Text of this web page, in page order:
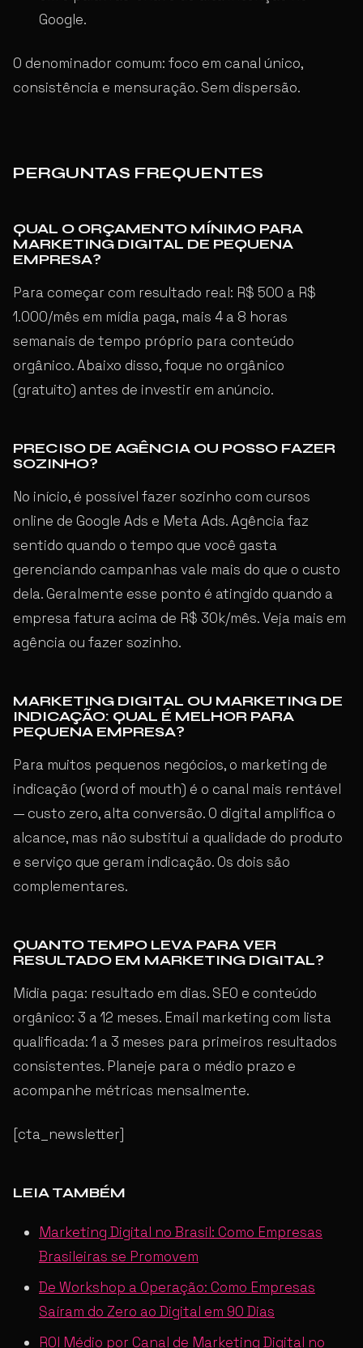
Google.
O denominador comum: foco em canal único,
consistência e mensuração. Sem dispersão.
PERGUNTAS FREQUENTES
QUAL O ORÇAMENTO MÍNIMO PARA
MARKETING DIGITAL DE PEQUENA
EMPRESA?
Para começar com resultado real: R$ 500 a R$
1.000/mês em mídia paga, mais 4 a 8 horas
semanais de tempo próprio para conteúdo
orgânico. Abaixo disso, foque no orgânico
(gratuito) antes de investir em anúncio.
PRECISO DE AGÊNCIA OU POSSO FAZER
SOZINHO?
No início, é possível fazer sozinho com cursos
online de Google Ads e Meta Ads. Agência faz
sentido quando o tempo que você gasta
gerenciando campanhas vale mais do que o custo
dela. Geralmente esse ponto é atingido quando a
empresa fatura acima de R$ 30k/mês. Veja mais em
agência ou fazer sozinho.
MARKETING DIGITAL OU MARKETING DE
INDICAÇÃO: QUAL É MELHOR PARA
PEQUENA EMPRESA?
Para muitos pequenos negócios, o marketing de
indicação (word of mouth) é o canal mais rentável
— custo zero, alta conversão. O digital amplifica o
alcance, mas não substitui a qualidade do produto
e serviço que geram indicação. Os dois são
complementares.
QUANTO TEMPO LEVA PARA VER
RESULTADO EM MARKETING DIGITAL?
Mídia paga: resultado em dias. SEO e conteúdo
orgânico: 3 a 12 meses. Email marketing com lista
qualificada: 1 a 3 meses para primeiros resultados
consistentes. Planeje para o médio prazo e
acompanhe métricas mensalmente.
[cta_newsletter]
LEIA TAMBÉM
Marketing Digital no Brasil: Como Empresas
Brasileiras se Promovem
De Workshop a Operação: Como Empresas
Saíram do Zero ao Digital em 90 Dias
ROI Médio por Canal de Marketing Digital no